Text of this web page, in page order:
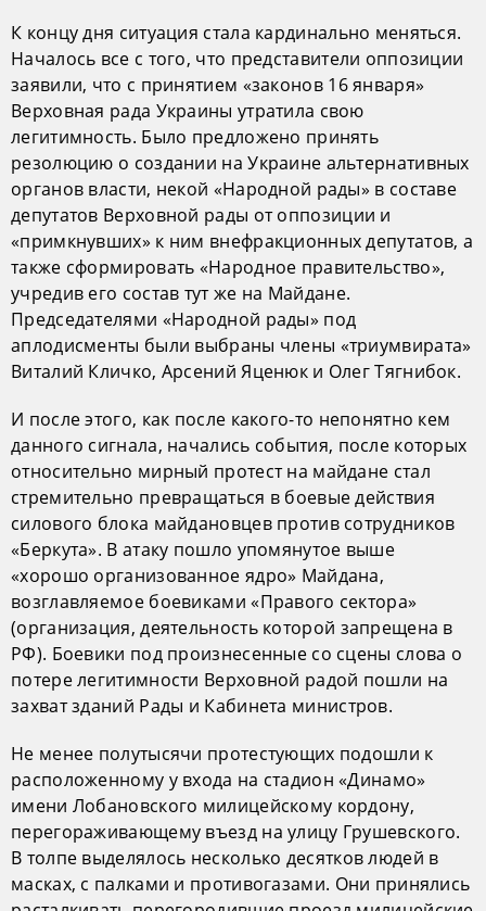
К концу дня ситуация стала кардинально меняться.
Началось все с того, что представители оппозиции
заявили, что с принятием «законов 16 января»
Верховная рада Украины утратила свою
легитимность. Было предложено принять
резолюцию о создании на Украине альтернативных
органов власти, некой «Народной рады» в составе
депутатов Верховной рады от оппозиции и
«примкнувших» к ним внефракционных депутатов, а
также сформировать «Народное правительство»,
учредив его состав тут же на Майдане.
Председателями «Народной рады» под
аплодисменты были выбраны члены «триумвирата»
Виталий Кличко, Арсений Яценюк и Олег Тягнибок.
И после этого, как после какого-то непонятно кем
данного сигнала, начались события, после которых
относительно мирный протест на майдане стал
стремительно превращаться в боевые действия
силового блока майдановцев против сотрудников
«Беркута». В атаку пошло упомянутое выше
«хорошо организованное ядро» Майдана,
возглавляемое боевиками «Правого сектора»
(организация, деятельность которой запрещена в
РФ). Боевики под произнесенные со сцены слова о
потере легитимности Верховной радой пошли на
захват зданий Рады и Кабинета министров.
Не менее полутысячи протестующих подошли к
расположенному у входа на стадион «Динамо»
имени Лобановского милицейскому кордону,
перегораживающему въезд на улицу Грушевского.
В толпе выделялось несколько десятков людей в
масках, с палками и противогазами. Они принялись